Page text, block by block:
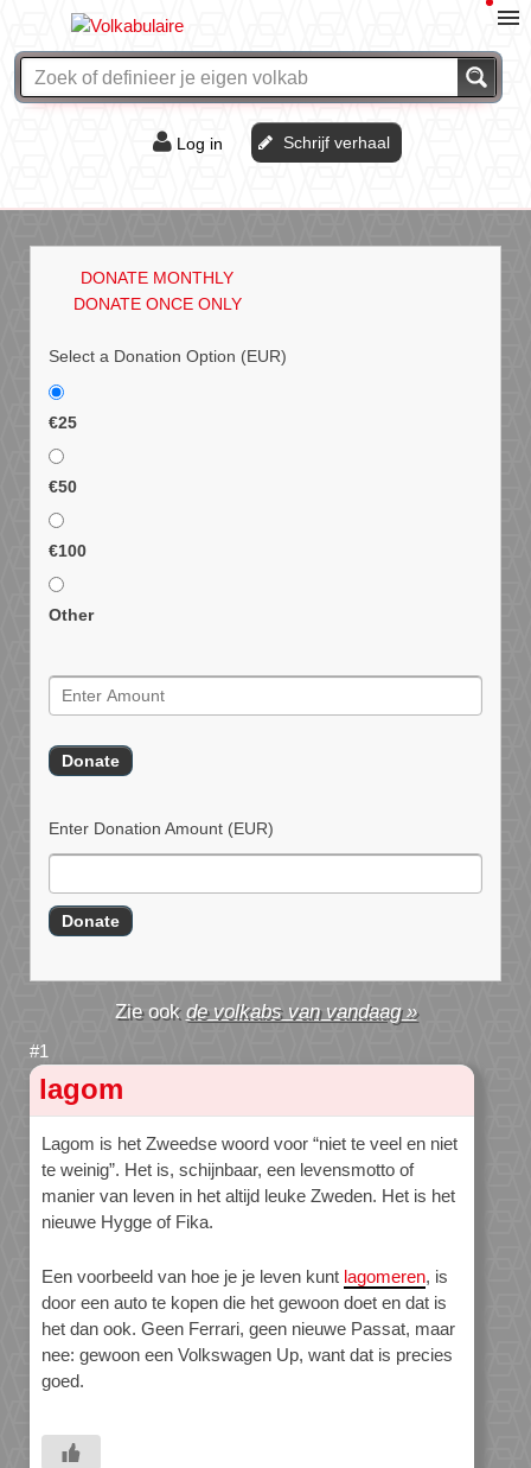
Log in Schrijf verhaal
DONATE MONTHLY
DONATE ONCE ONLY
Select a Donation Option (EUR)
€25
€50
€100
Other
Enter Donation Amount (EUR)
de volkabs van vandaag »
lagom
Lagom is het Zweedse woord voor “niet te veel en niet
te weinig”. Het is, schijnbaar, een levensmotto of
manier van leven in het altijd leuke Zweden. Het is het
nieuwe Hygge of Fika.
Een voorbeeld van hoe je je leven kunt lagomeren, is
door een auto te kopen die het gewoon doet en dat is
het dan ook. Geen Ferrari, geen nieuwe Passat, maar
nee: gewoon een Volkswagen Up, want dat is precies
goed.